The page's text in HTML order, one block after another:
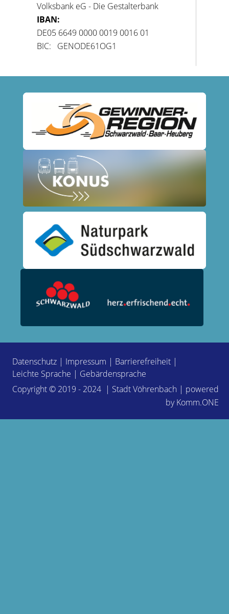
Volksbank eG - Die Gestalterbank
IBAN:
DE05 6649 0000 0019 0016 01
BIC: GENODE61OG1
Datenschutz | Impressum | Barrierefreiheit |
Leichte Sprache | Gebärdensprache
Copyright © 2019 - 2024 | Stadt Vöhrenbach | powered
byKomm.ONE